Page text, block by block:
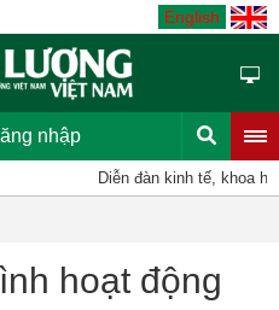
English
nhập
Diễn đàn kinh tế, khoa
hoạt động